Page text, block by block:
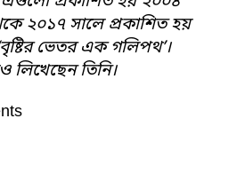
২০১৭ সালে প্রকাশিত হয়
ভেতর এক গলিপথ’।
লিখেছেন তিনি।